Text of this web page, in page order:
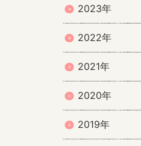
2023年
2022年
2021年
2020年
2019年